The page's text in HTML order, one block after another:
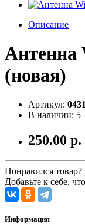
Описание
Антенна
(новая)
Артикул:
В наличии: 5
250.00 р.
Понравился товар?
Добавьте к себе,
Информация